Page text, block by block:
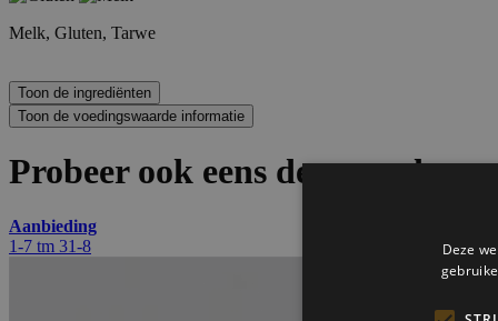
Melk, Gluten, Tarwe
Probeer ook eens deze
Aanbieding
1-7 tm 31-8